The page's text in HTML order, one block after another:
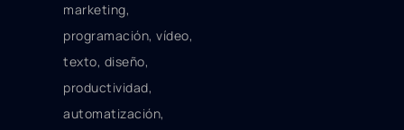
marketing,
programación, vídeo,
texto, diseño,
productividad,
automatización,